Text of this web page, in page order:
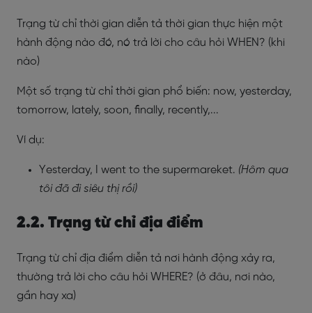
Trạng từ chỉ thời gian diễn tả thời gian thực hiện một
hành động nào đó, nó trả lời cho câu hỏi WHEN? (khi
nào)
Một số trạng từ chỉ thời gian phổ biến: now, yesterday,
tomorrow, lately, soon, finally, recently,...
Ví dụ:
Yesterday, I went to the supermareket. (Hôm qua
tôi đã đi siêu thị rồi)
2.2. Trạng từ chỉ địa điểm
Trạng từ chỉ địa điểm diễn tả nơi hành động xảy ra,
thường trả lời cho câu hỏi WHERE? (ở đâu, nơi nào,
gần hay xa)